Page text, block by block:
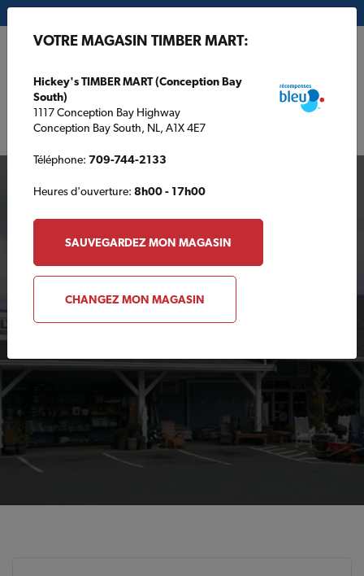
Votre magasin TIMBER
VOTRE MAGASIN TIMBER MART:
Hickey's TIMBER MART (Conception Bay
South)
1117 Conception Bay Highway
Conception Bay South, NL, A1X 4E7
Téléphone: 709-744-2133
Heures d'ouverture: 8h00 - 17h00
SAUVEGARDEZ MON MAGASIN
CHANGEZ MON MAGASIN